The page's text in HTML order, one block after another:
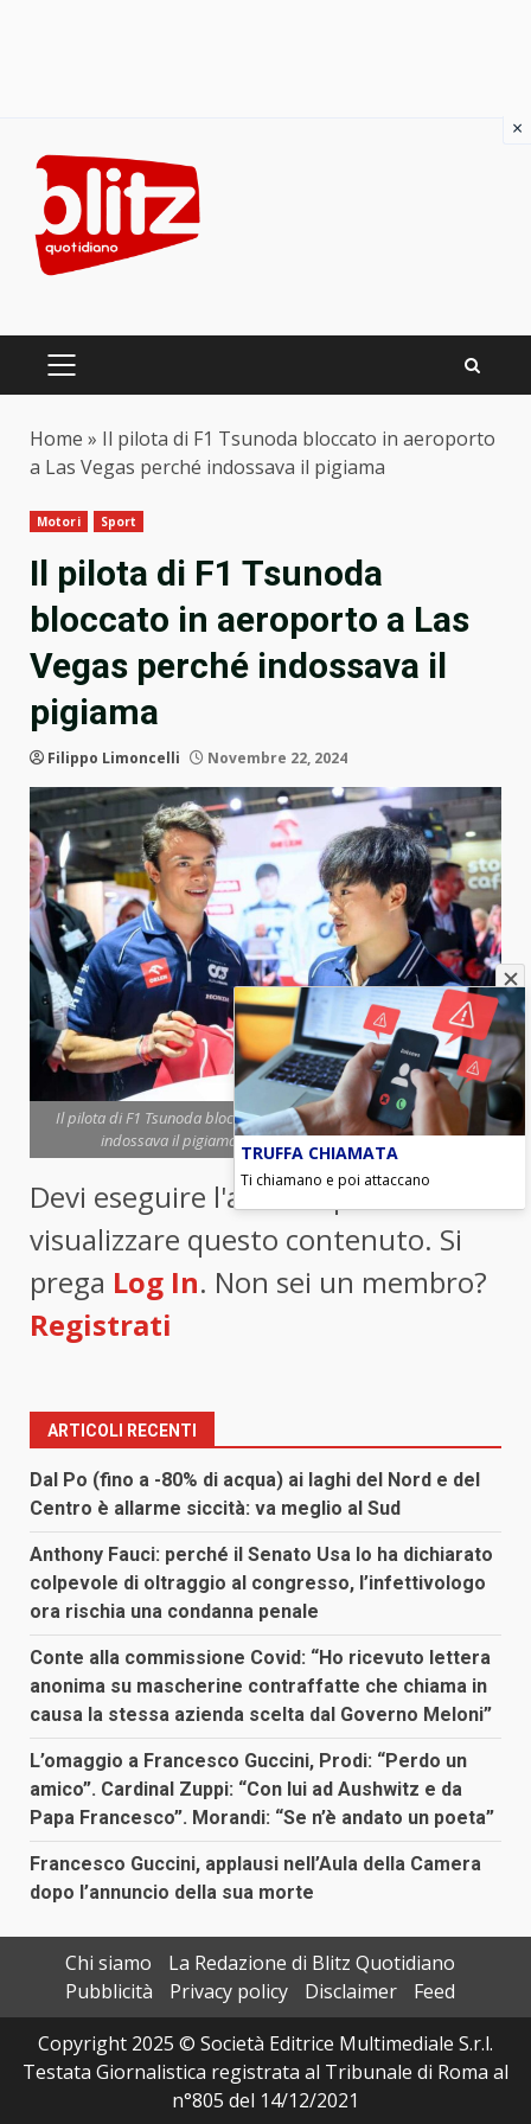
content
PRIMARY
Home » Il pilota di F1 Tsunoda bloccato in aeroporto
a Las Vegas perché indossava il pigiama
Motori Sport
Il pilota di F1 Tsunoda
bloccato in aeroporto a Las
Vegas perché indossava il
pigiama
Filippo Limoncelli Novembre 22, 2024
Il pilota di F1 Tsunoda bloccato in aeroporto a Las Vegas perché
indossava il pigiama (foto ANSA) - Blitz quotidiano
Devi eseguire l'accesso per
visualizzare questo contenuto. Si
prega Log In. Non sei un membro?
Registrati
ARTICOLI RECENTI
Dal Po (fino a -80% di acqua) ai laghi del Nord e del
Centro è allarme siccità: va meglio al Sud
Anthony Fauci: perché il Senato Usa lo ha dichiarato
colpevole di oltraggio al congresso, l’infettivologo
ora rischia una condanna penale
Conte alla commissione Covid: “Ho ricevuto lettera
anonima su mascherine contraffatte che chiama in
causa la stessa azienda scelta dal Governo Meloni”
L’omaggio a Francesco Guccini, Prodi: “Perdo un
amico”. Cardinal Zuppi: “Con lui ad Aushwitz e da
Papa Francesco”. Morandi: “Se n’è andato un poeta”
Francesco Guccini, applausi nell’Aula della Camera
dopo l’annuncio della sua morte
Chi siamo
La Redazione di Blitz Quotidiano
Pubblicità
Privacy policy Disclaimer
Feed
Copyright 2025 © Società Editrice Multimediale S.r.l.
Testata Giornalistica registrata al Tribunale di Roma al
n°805 del 14/12/2021
×
TRUFFA CHIAMATA
Ti chiamano e poi attaccano